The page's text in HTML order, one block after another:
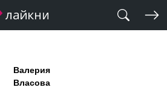
Валерия
Власова